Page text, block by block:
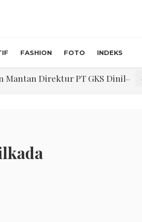
FASHION FOTO INDEKS
Direktur PT GKS Dinilai Rancu